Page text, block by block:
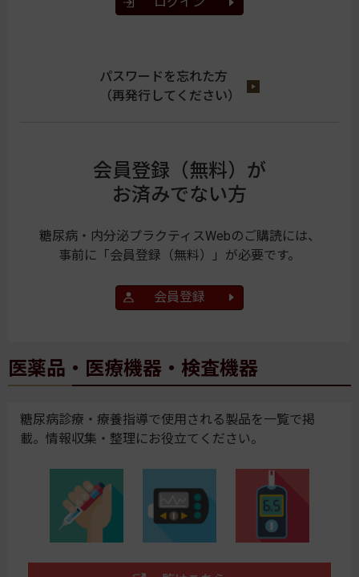
パスワードを忘れた方
（再発行してください）
会員登録（無料）が
お済みでない方
糖尿病・内分泌プラクティスWebのご購読には、
事前に「会員登録（無料）」が必要です。
会員登録
医薬品・医療機器・検査機器
糖尿病診療・療養指導で使用される製品を一覧で掲
載。情報収集・整理にお役立てください。